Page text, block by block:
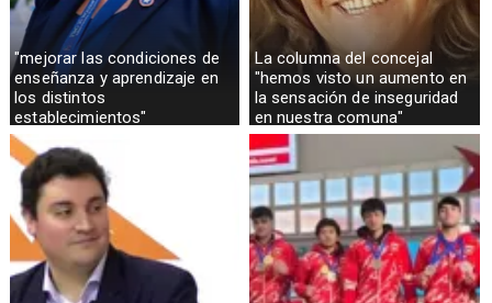
"mejorar las condiciones de
enseñanza y aprendizaje en
los distintos
establecimientos"
La columna del concejal
"hemos visto un aumento en
la sensación de inseguridad
en nuestra comuna"